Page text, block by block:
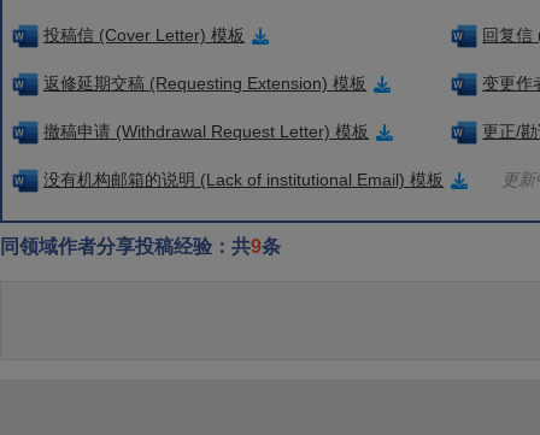
投稿信 (Cover Letter) 模板 回复信
返修延期交稿 (Requesting Extension) 模板 变更作
撤稿申请 (Withdrawal Request Letter) 模板 更正/
没有机构邮箱的说明 (Lack of institutional Email) 模板 更
同领域作者分享投稿经验：共9条